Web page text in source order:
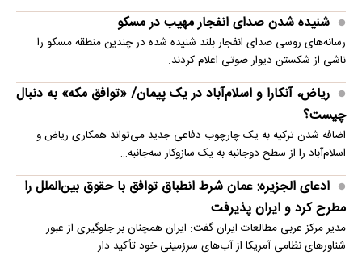
شنیده شدن صدای انفجار مهیب در مسکو
رسانه‌های روسی صدای انفجار بلند شنیده شده در چندین منطقه مسکو را
ناشی از شکستن دیوار صوتی اعلام کردند.
ریاض، آنکارا و اسلام‌آباد در یک پیمان/ «توافق مکه» به دنبال
چیست؟
اضافه شدن ترکیه به یک چارچوب دفاعی جدید می‌تواند همکاری ریاض و
اسلام‌آباد را از سطح دوجانبه به یک سازوکار سه‌جانبه…
ادعای الجزیره: عمان شرط انطباق توافق با حقوق بین‌الملل را
مطرح کرد و ایران پذیرفت
مدیر مرکز عربی مطالعات ایران گفت: ایران همچنان بر جلوگیری از عبور
شناورهای نظامی آمریکا از آب‌های سرزمینی خود تأکید دار…